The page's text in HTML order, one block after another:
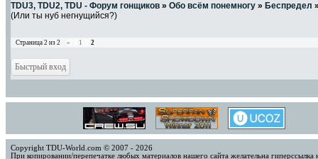
TDU3, TDU2, TDU - Форум гонщиков » Обо всём понемногу » Беспредел
(Или ты нуб негнущийся?)
Страница 2 из 2 « 1 2
Copyright TDU-World.com © 2007 - 2026
При копировании/перепечатке любых материалов нашего сайта желательна